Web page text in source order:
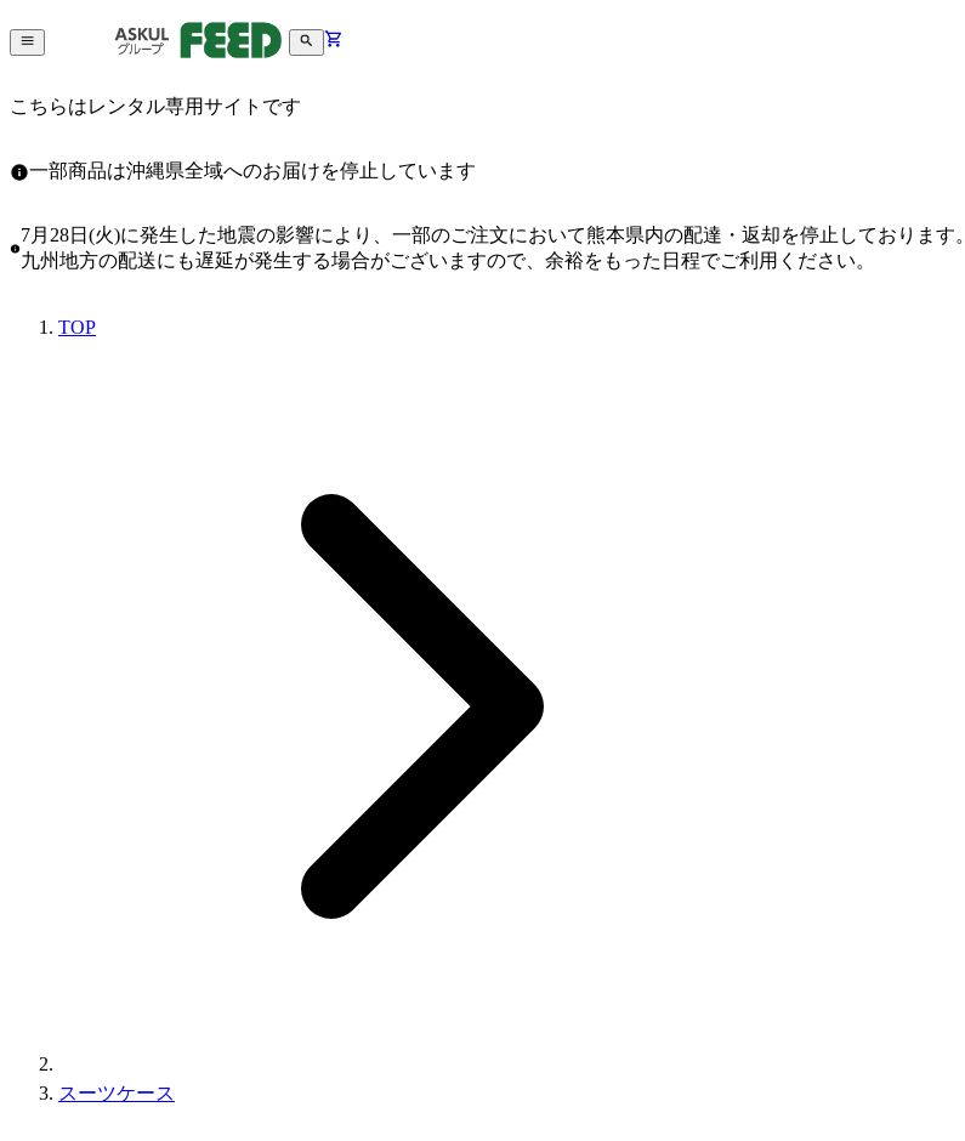
こちらはレンタル専用サイトです
一部商品は沖縄県全域へのお届けを停止しています
7月28日(火)に発生した地震の影響により、一部のご注文において熊本県内の配達・返却を停止しております。
九州地方の配送にも遅延が発生する場合がございますので、余裕をもった日程でご利用ください。
TOP
スーツケース